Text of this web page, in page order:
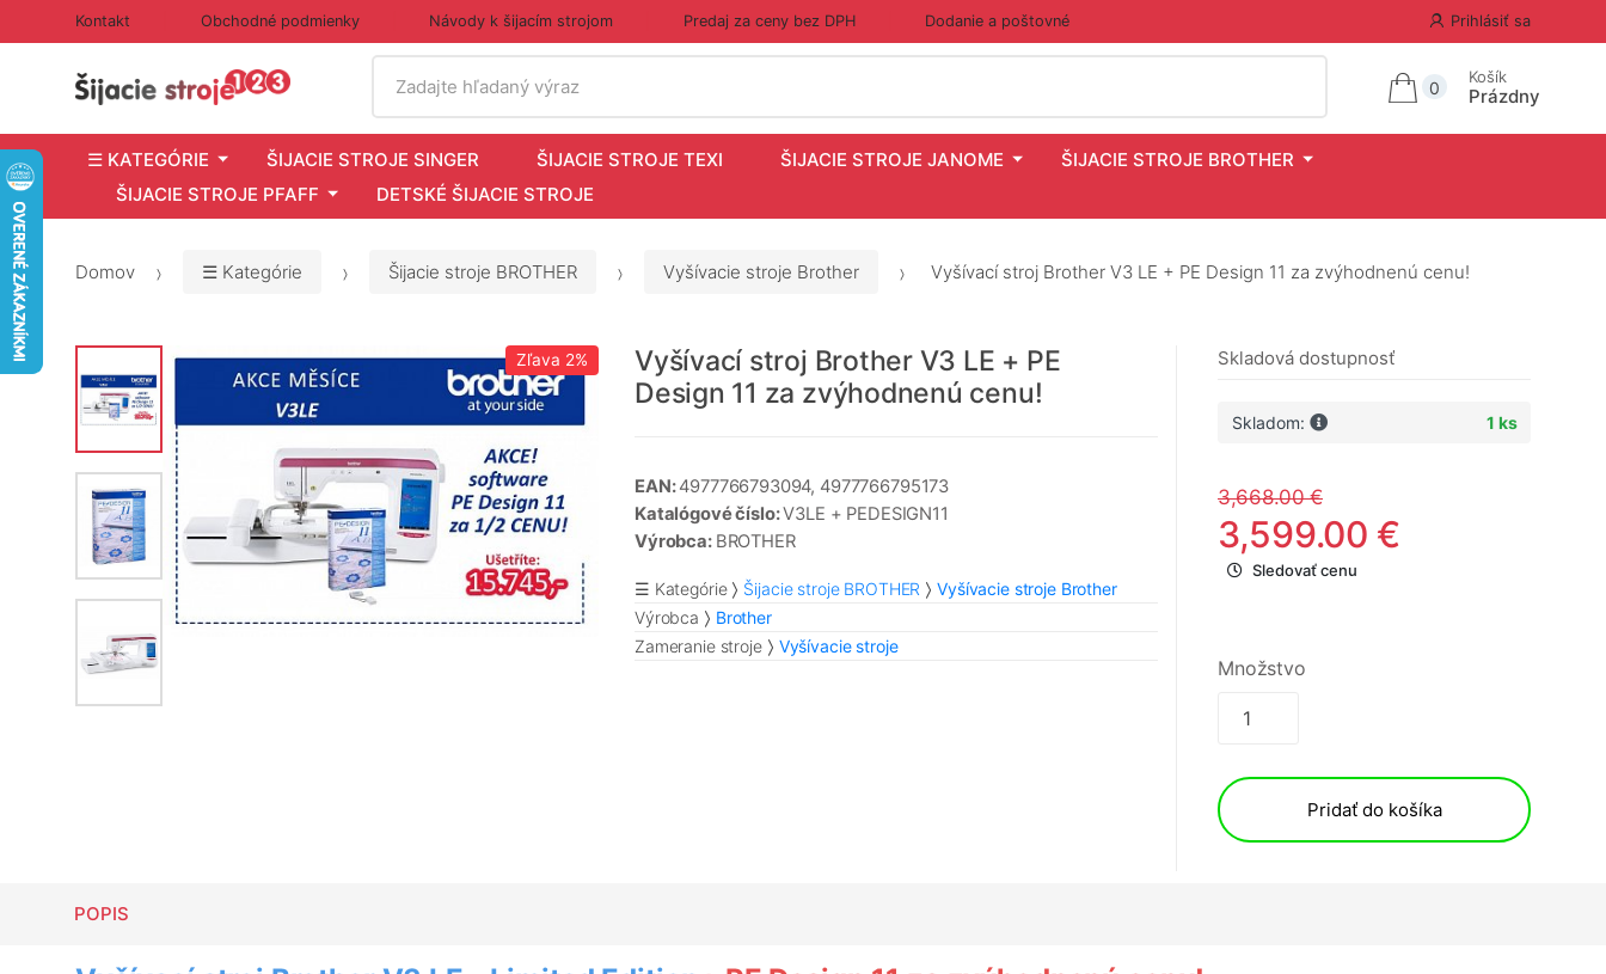
Kontakt Obchodné podmienky Návody k šijacím strojom Predaj za ceny bez DPH Dodanie a poštovné Prihlásiť sa
Zadajte hľadaný výraz
0
Košík
Prázdny
☰ KATEGÓRIE ŠIJACIE STROJE SINGER ŠIJACIE STROJE TEXI ŠIJACIE STROJE JANOME
ŠIJACIE STROJE BROTHER
ŠIJACIE STROJE PFAFF
DETSKÉ ŠIJACIE STROJE
Domov ☰ Kategórie Šijacie stroje BROTHER Vyšívacie stroje Brother Vyšívací stroj Brother V3 LE + PE Design 11 za zvýhodnenú cenu!
Zľava 2%
Vyšívací stroj Brother V3 LE + PE
Design 11 za zvýhodnenú cenu!
EAN:4977766793094, 4977766795173
Katalógové číslo:V3LE + PEDESIGN11
Výrobca: BROTHER
☰ Kategórie Šijacie stroje BROTHER
Vyšívacie stroje Brother
Výrobca
Brother
Zameranie stroje
Vyšívacie stroje
Skladová dostupnosť
Skladom: 1 ks
3,668.00 €
3,599.00 €
Sledovať cenu
Množstvo
Pridať do košíka
POPIS